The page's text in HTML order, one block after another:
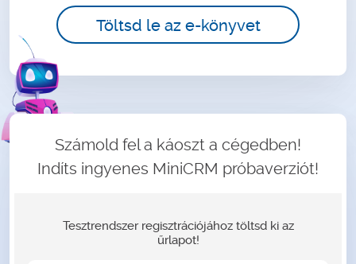
Töltsd le az e-könyvet
Számold fel a káoszt a cégedben!
Indíts ingyenes MiniCRM próbaverziót!
Tesztrendszer regisztrációjához töltsd ki az
űrlapot!